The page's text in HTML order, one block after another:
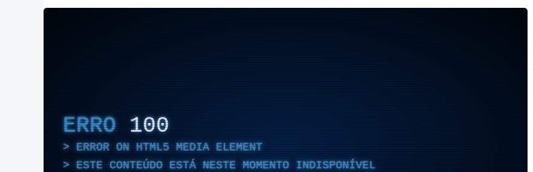
ERRO 100
ERROR ON HTML5 MEDIA ELEMENT
ESTE CONTEÚDO ESTÁ NESTE MOMENTO INDISPONÍVEL